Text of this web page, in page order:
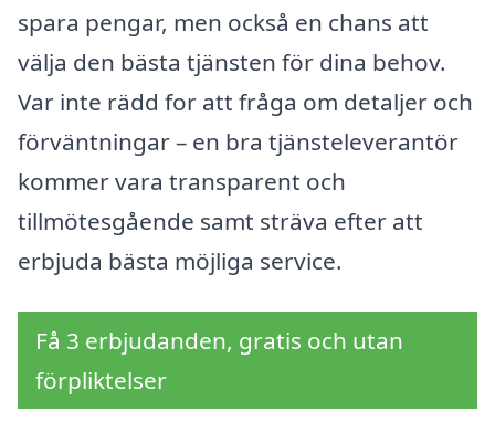
spara pengar, men också en chans att
välja den bästa tjänsten för dina behov.
Var inte rädd for att fråga om detaljer och
förväntningar – en bra tjänsteleverantör
kommer vara transparent och
tillmötesgående samt sträva efter att
erbjuda bästa möjliga service.
Få 3 erbjudanden, gratis och utan
förpliktelser